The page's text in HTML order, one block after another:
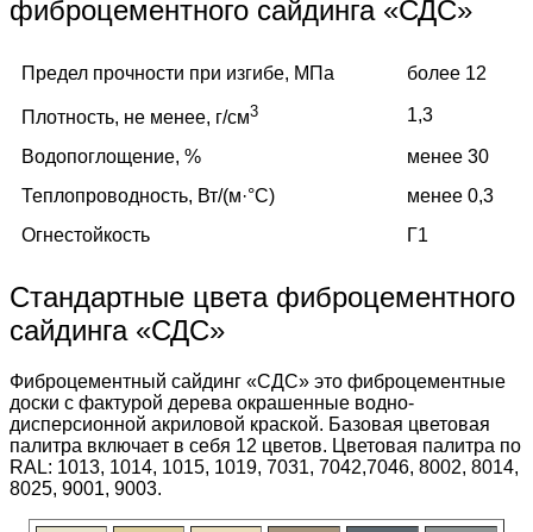
фиброцементного сайдинга «СДС»
Предел прочности при изгибе, МПа более 12
Плотность, не менее, г/см3 1,3
Водопоглощение, %
менее 30
Теплопроводность, Вт/(м·°C)
менее 0,3
Огнестойкость
Г1
Стандартные цвета фиброцементного
сайдинга «СДС»
Фиброцементный сайдинг «СДС» это фиброцементные
доски с фактурой дерева окрашенные водно-
дисперсионной акриловой краской. Базовая цветовая
палитра включает в себя 12 цветов. Цветовая палитра по
RAL: 1013, 1014, 1015, 1019, 7031, 7042,7046, 8002, 8014,
8025, 9001, 9003.